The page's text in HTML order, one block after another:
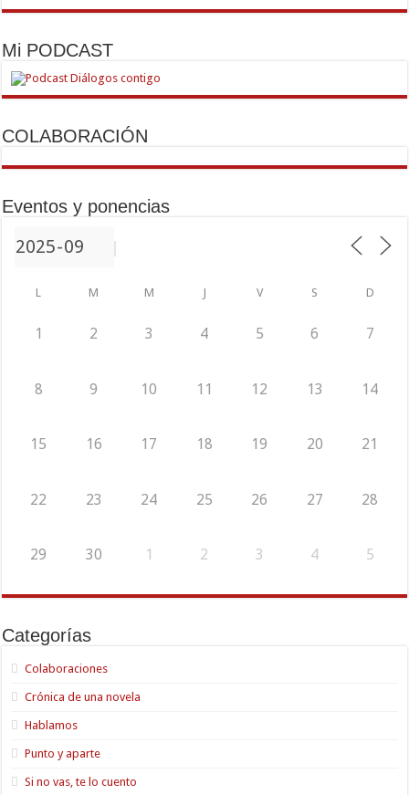
Mi PODCAST
COLABORACIÓN
Eventos y ponencias
L M M J V S D
1 2 3 4 5 6 7
8 9 10 11 12 13 14
15 16 17 18 19 20 21
22 23 24 25 26 27 28
29 30 1 2 3 4 5
Categorías
Colaboraciones
Crónica de una novela
Hablamos
Punto y aparte
Si no vas, te lo cuento